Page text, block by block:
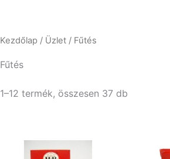
Kezdőlap / Üzlet / Fűtés
Fűtés
1–12 termék, összesen 37 db